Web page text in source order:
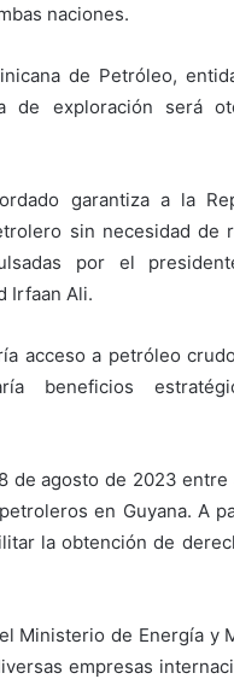
naciones.
de Petróleo,
de exploración será
garantiza a la
sin necesidad de
por el
Irfaan Ali.
acceso a petróleo
beneficios
de agosto de 2023 entre
en Guyana. A
la obtención de
Ministerio de Energía y
empresas